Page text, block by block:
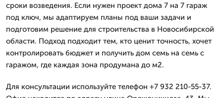
сроки возведения. Если нужен проект дома 7 на 7 гараж
под ключ, мы адаптируем планы под ваши задачи и
подготовим решение для строительства в Новосибирской
области. Подход подходит тем, кто ценит точность, хочет
контролировать бюджет и получить дом семь на семь с
гаражом, где каждая зона продумана до м2.
Для консультации используйте телефон +7 932 210-55-37.